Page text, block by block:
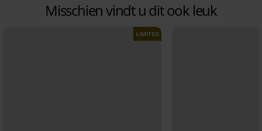
Misschien vindt u dit ook leuk
LIMITED